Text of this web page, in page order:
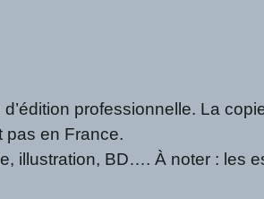
professionnelle. La
pas en France.
illustration, BD…. À noter :